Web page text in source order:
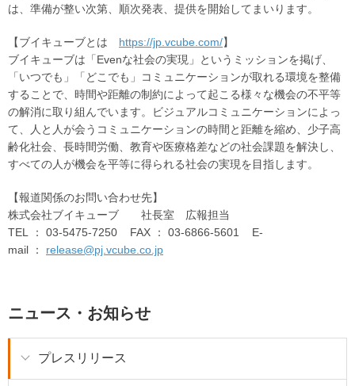
は、準備が整い次第、順次発表、提供を開始してまいります。
【ブイキューブとは https://jp.vcube.com/】
ブイキューブは「Evenな社会の実現」というミッションを掲げ、
「いつでも」「どこでも」コミュニケーションが取れる環境を整備
することで、時間や距離の制約によって起こる様々な機会の不平等
の解消に取り組んでいます。ビジュアルコミュニケーションによっ
て、人と人が会うコミュニケーションの時間と距離を縮め、少子高
齢化社会、長時間労働、教育や医療格差などの社会課題を解決し、
すべての人が機会を平等に得られる社会の実現を目指します。
【報道関係のお問い合わせ先】
株式会社ブイキューブ 社長室 広報担当
TEL ： 03-5475-7250 FAX ： 03-6866-5601 E-
mail ： release@pj.vcube.co.jp
ニュース・お知らせ
プレスリリース